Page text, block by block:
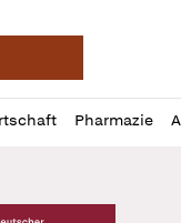
Pharmazie
Apotheker Verlag Logo